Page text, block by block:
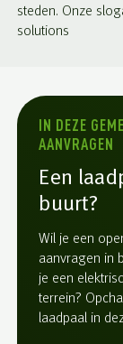
steden. Onze
solutions
IN DEZE
AANVRAGEN
Een
buurt?
Wil je een
aanvragen in
je een
terrein?
laadpaal in